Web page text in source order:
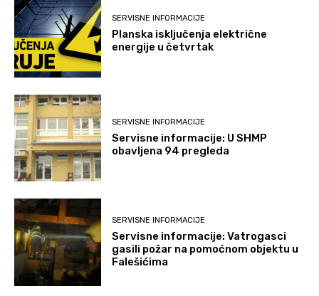
SERVISNE INFORMACIJE
Planska isključenja električne
energije u četvrtak
SERVISNE INFORMACIJE
Servisne informacije: U SHMP
obavljena 94 pregleda
SERVISNE INFORMACIJE
Servisne informacije: Vatrogasci
gasili požar na pomoćnom objektu u
Falešićima